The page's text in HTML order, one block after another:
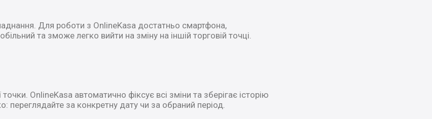
Для роботи з OnlineKasa достатньо смартфона,
та зможе легко вийти на зміну на іншій торговій точці.
OnlineKasa автоматично фіксує всі зміни та зберігає історію
переглядайте за конкретну дату чи за обраний період.